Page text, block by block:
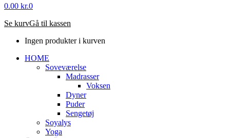
0.00 kr.0
Se kurvGå til kassen
Ingen produkter i kurven
HOME
Soveværelse
Madrasser
Voksen
Dyner
Puder
Sengetøj
Soyalys
Yoga